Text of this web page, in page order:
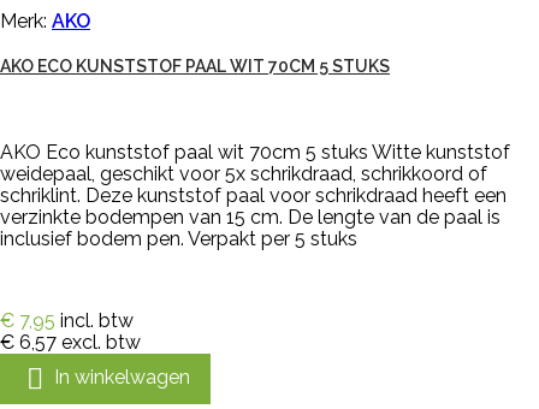
Merk: AKO
AKO ECO KUNSTSTOF PAAL WIT 70CM 5 STUKS
AKO Eco kunststof paal wit 70cm 5 stuks Witte kunststof
weidepaal, geschikt voor 5x schrikdraad, schrikkoord of
schriklint. Deze kunststof paal voor schrikdraad heeft een
verzinkte bodempen van 15 cm. De lengte van de paal is
inclusief bodem pen. Verpakt per 5 stuks
€ 7,95 incl. btw
€ 6,57 excl. btw
 In winkelwagen